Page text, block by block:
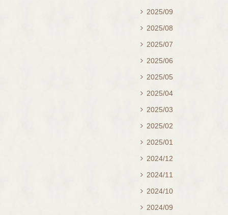
 2025/09
 2025/08
 2025/07
 2025/06
 2025/05
 2025/04
 2025/03
 2025/02
 2025/01
 2024/12
 2024/11
 2024/10
 2024/09